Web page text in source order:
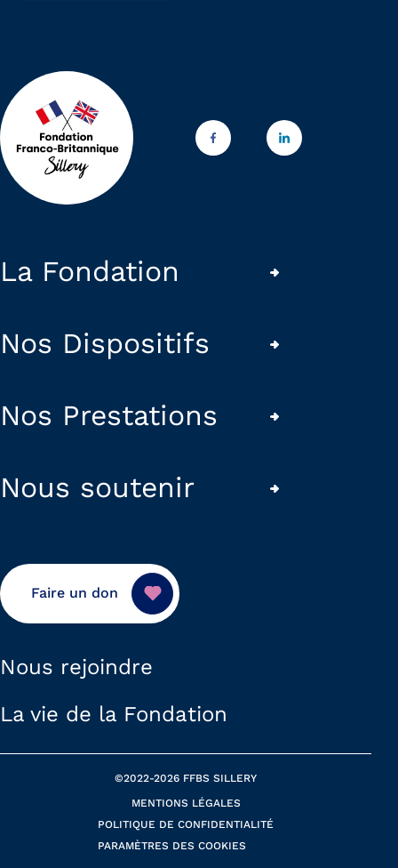
La Fondation
Nos Dispositifs
Nos Prestations
Nous soutenir
Faire un don
Nous rejoindre
La vie de la Fondation
©2022-2026 FFBS SILLERY
MENTIONS LÉGALES
POLITIQUE DE CONFIDENTIALITÉ
PARAMÈTRES DES COOKIES